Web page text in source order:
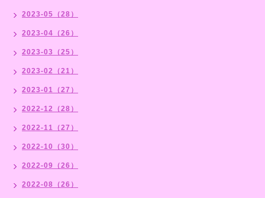
2023-05（28）
2023-04（26）
2023-03（25）
2023-02（21）
2023-01（27）
2022-12（28）
2022-11（27）
2022-10（30）
2022-09（26）
2022-08（26）